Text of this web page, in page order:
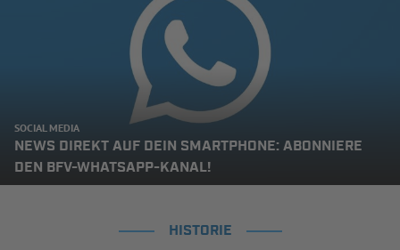
SOCIAL MEDIA
NEWS DIREKT AUF DEIN SMARTPHONE: ABONNIERE
DEN BFV-WHATSAPP-KANAL!
HISTORIE